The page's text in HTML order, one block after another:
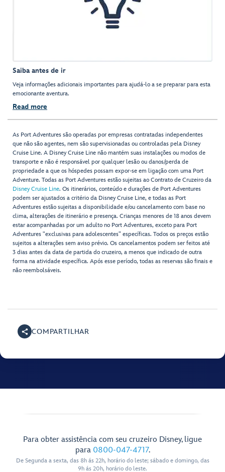
Saiba antes de ir
Veja informações adicionais importantes para ajudá-lo a se preparar para esta
emocionante aventura.
Read more
As Port Adventures são operadas por empresas contratadas independentes
que não são agentes, nem são supervisionadas ou controladas pela Disney
Cruise Line. A Disney Cruise Line não mantém suas instalações ou modos de
transporte e não é responsável por qualquer lesão ou danos/perda de
propriedade a que os hóspedes possam expor-se em ligação com uma Port
Adventure. Todas as Port Adventures estão sujeitas ao Contrato de Cruzeiro da
Disney Cruise Line. Os itinerários, conteúdo e durações de Port Adventures
podem ser ajustados a critério da Disney Cruise Line, e todas as Port
Adventures estão sujeitas a disponibilidade e/ou cancelamento com base no
clima, alterações de itinerário e presença. Crianças menores de 18 anos devem
estar acompanhadas por um adulto no Port Adventures, exceto para Port
Adventures "exclusivas para adolescentes” específicas. Todos os preços estão
sujeitos a alterações sem aviso prévio. Os cancelamentos podem ser feitos até
3 dias antes da data de partida do cruzeiro, a menos que indicado de outra
forma na atividade específica. Após esse período, todas as reservas são finais e
não reembolsáveis.
COMPARTILHAR
Para obter assistência com seu cruzeiro Disney, ligue
para 0800-047-4717.
De Segunda a sexta, das 8h ás 22h, horário do leste; sábado e domingo, das
9h ás 20h, horário do leste.